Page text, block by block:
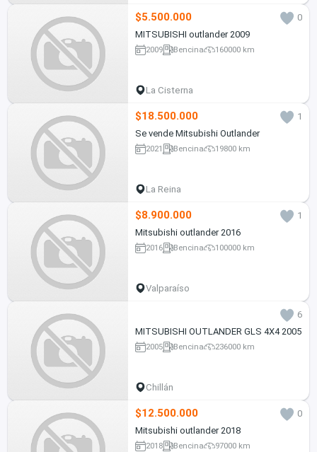
$5.500.000
0
MITSUBISHI outlander 2009
2009 Bencina 160000 km
La Cisterna
$18.500.000
1
Se vende Mitsubishi Outlander
2021 Bencina 19800 km
La Reina
$8.900.000
1
Mitsubishi outlander 2016
2016 Bencina 100000 km
Valparaíso
6
MITSUBISHI OUTLANDER GLS 4X4 2005
2005 Bencina 236000 km
Chillán
$12.500.000
0
Mitsubishi outlander 2018
2018 Bencina 97000 km